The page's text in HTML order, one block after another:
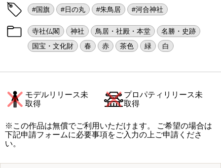
#国旗 #日の丸 #朱鳥居 #河合神社
寺社仏閣 神社 鳥居・社殿・本堂
名勝・史跡
国宝・文化財
春 赤 茶色 緑 白
モデルリリース未
取得
プロパティリリース未
取得
※この作品は無償でご利用いただけます。 ご希望の場合は
下記申請フォームに必要事項をご入力の上ご申請くださ
い。